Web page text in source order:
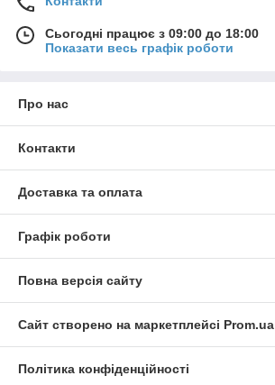
Сьогодні працює з 09:00 до 18:00
Показати весь графік роботи
Про нас
Контакти
Доставка та оплата
Графік роботи
Повна версія сайту
Сайт створено на маркетплейсі Prom.ua
Політика конфіденційності